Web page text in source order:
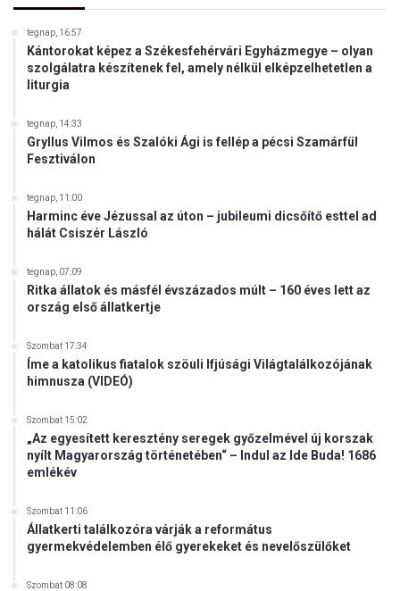
tegnap, 16:57
Kántorokat képez a Székesfehérvári Egyházmegye – olyan
szolgálatra készítenek fel, amely nélkül elképzelhetetlen a
liturgia
tegnap, 14:33
Gryllus Vilmos és Szalóki Ági is fellép a pécsi Szamárfül
Fesztiválon
tegnap, 11:00
Harminc éve Jézussal az úton – jubileumi dicsőítő esttel ad
hálát Csiszér László
tegnap, 07:09
Ritka állatok és másfél évszázados múlt – 160 éves lett az
ország első állatkertje
Szombat 17:34
Íme a katolikus fiatalok szöuli Ifjúsági Világtalálkozójának
himnusza (VIDEÓ)
Szombat 15:02
„Az egyesített keresztény seregek győzelmével új korszak
nyílt Magyarország történetében“ – Indul az Ide Buda! 1686
emlékév
Szombat 11:06
Állatkerti találkozóra várják a református
gyermekvédelemben élő gyerekeket és nevelőszülőket
Szombat 08:08